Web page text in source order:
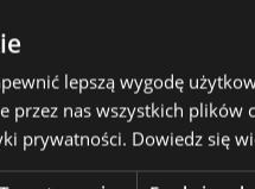
lepszą wygodę
przez nas wszystkich
prywatności. Dowiedz się